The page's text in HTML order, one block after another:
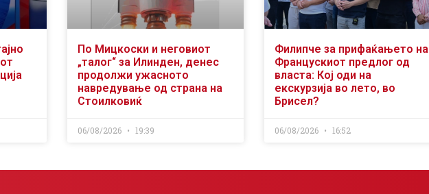
По Мицкоски и неговиот
„талог“ за Илинден, денес
продолжи ужасното
навредување од страна на
Стоилковиќ
06/08/2026 19:39
Филипче за прифаќањето на
Францускиот предлог од
власта: Кој оди на
екскурзија во лето, во
Брисел?
06/08/2026 16:52